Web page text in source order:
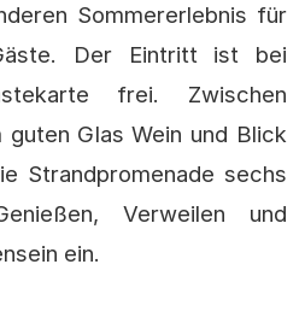
Sommererlebnis für
Der Eintritt ist bei
frei. Zwischen
guten Glas Wein und Blick
Strandpromenade sechs
Verweilen und
ein.